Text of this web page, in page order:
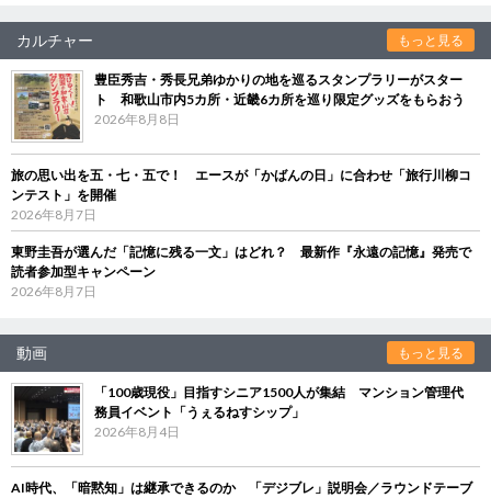
カルチャー もっと見る
豊臣秀吉・秀長兄弟ゆかりの地を巡るスタンプラリーがスター
ト 和歌山市内5カ所・近畿6カ所を巡り限定グッズをもらおう
2026年8月8日
旅の思い出を五・七・五で！ エースが「かばんの日」に合わせ「旅行川柳コ
ンテスト」を開催
2026年8月7日
東野圭吾が選んだ「記憶に残る一文」はどれ？ 最新作『永遠の記憶』発売で
読者参加型キャンペーン
2026年8月7日
動画 もっと見る
「100歳現役」目指すシニア1500人が集結 マンション管理代
務員イベント「うぇるねすシップ」
2026年8月4日
AI時代、「暗黙知」は継承できるのか 「デジブレ」説明会／ラウンドテーブ